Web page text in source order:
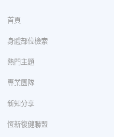
首頁
身體部位檢索
熱門主題
專業團隊
新知分享
恆新復健聯盟